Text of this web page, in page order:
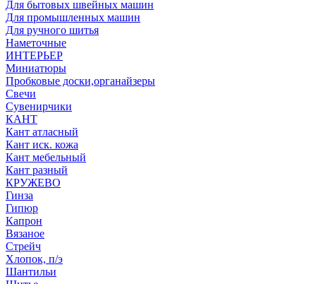
Для бытовых швейных машин
Для промышленных машин
Для ручного шитья
Наметочные
ИНТЕРЬЕР
Миниатюры
Пробковые доски,органайзеры
Свечи
Сувенирчики
КАНТ
Кант атласный
Кант иск. кожа
Кант мебельный
Кант разный
КРУЖЕВО
Гинза
Гипюр
Капрон
Вязаное
Стрейч
Хлопок, п/э
Шантильи